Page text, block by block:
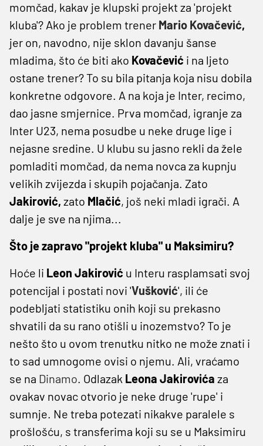
momčad, kakav je klupski projekt za 'projekt
kluba'? Ako je problem trener Mario Kovačević,
jer on, navodno, nije sklon davanju šanse
mladima, što će biti ako Kovačević i na ljeto
ostane trener? To su bila pitanja koja nisu dobila
konkretne odgovore. A na koja je Inter, recimo,
dao jasne smjernice. Prva momčad, igranje za
Inter U23, nema posudbe u neke druge lige i
nejasne sredine. U klubu su jasno rekli da žele
pomladiti momčad, da nema novca za kupnju
velikih zvijezda i skupih pojačanja. Zato
Jakirović, zato Mlačić, još neki mladi igrači. A
dalje je sve na njima...
Što je zapravo "projekt kluba" u Maksimiru?
Hoće li Leon Jakirović u Interu rasplamsati svoj
potencijal i postati novi 'Vušković', ili će
podebljati statistiku onih koji su prekasno
shvatili da su rano otišli u inozemstvo? To je
nešto što u ovom trenutku nitko ne može znati i
to sad umnogome ovisi o njemu. Ali, vraćamo
se na Dinamo. Odlazak Leona Jakirovića za
ovakav novac otvorio je neke druge 'rupe' i
sumnje. Ne treba potezati nikakve paralele s
prošlošću, s transferima koji su se u Maksimiru